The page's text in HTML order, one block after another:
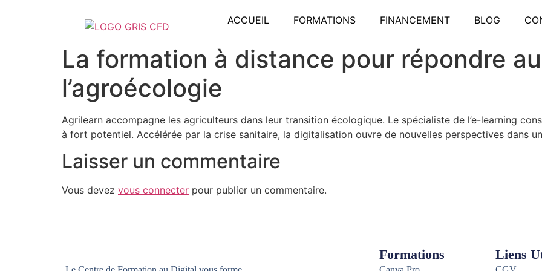
ACCUEIL FORMATIONS FINANCEMENT BLOG
La formation à distance pour répondre
l’agroécologie
Agrilearn accompagne les agriculteurs dans leur transition écologique. Le spécialiste de l’e-learning
à fort potentiel. Accélérée par la crise sanitaire, la digitalisation ouvre de nouvelles perspectives dans
Laisser un commentaire
Vous devez vous connecter pour publier un commentaire.
Formations Liens